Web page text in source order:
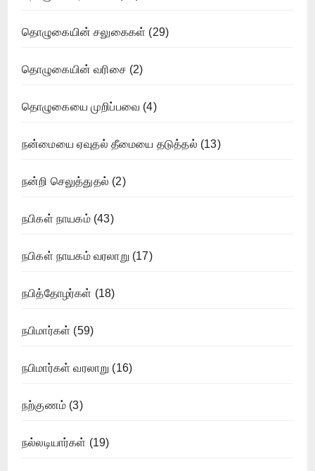
தொழுகையின் சலுகைகள் (29)
தொழுகையின் வரிசை (2)
தொழுகையை முறிப்பவை (4)
நன்மையை ஏவுதல் தீமையை தடுத்தல் (13)
நன்றி செலுத்துதல் (2)
நபிகள் நாயகம்(43)
நபிகள் நாயகம் வரலாறு (17)
நபித்தோழர்கள் (18)
நபிமார்கள் (59)
நபிமார்கள் வரலாறு (16)
நற்குணம் (3)
நல்லடியார்கள் (19)